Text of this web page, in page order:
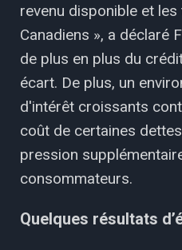
revenu disponible et
Canadiens », a déclaré
de plus en plus du
écart. De plus, un
d'intérêt croissants
coût de certaines
pression
consommateurs.
Quelques résultats